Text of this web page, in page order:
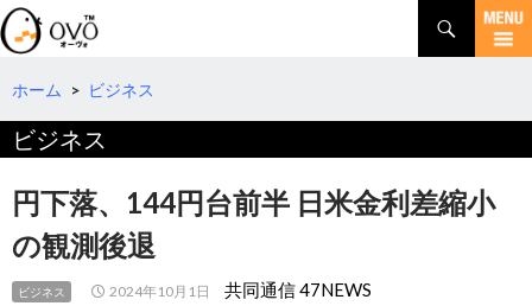
検
索
コ
テ
へ
移
動
ホーム > ビジネス
ビジネス
円下落、144円台前半 日米金利差縮小
の観測後退
ビジネス 2024年10月1日 共同通信 47NEWS